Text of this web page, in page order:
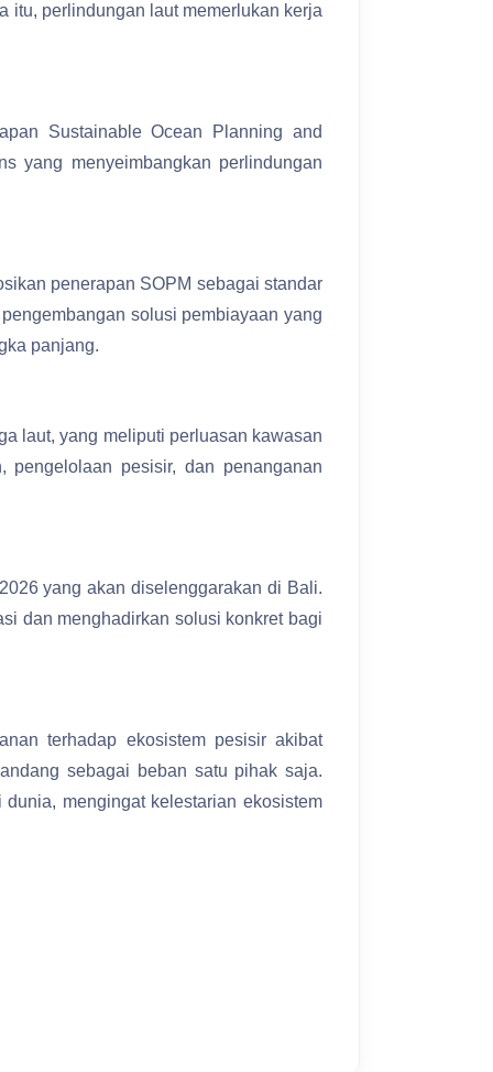
itu, perlindungan laut memerlukan kerja
Sustainable Ocean Planning and
yang menyeimbangkan perlindungan
penerapan SOPM sebagai standar
solusi pembiayaan yang
panjang.
laut, yang meliputi perluasan kawasan
pengelolaan pesisir, dan penanganan
yang akan diselenggarakan di Bali.
dan menghadirkan solusi konkret bagi
terhadap ekosistem pesisir akibat
sebagai beban satu pihak saja.
mengingat kelestarian ekosistem